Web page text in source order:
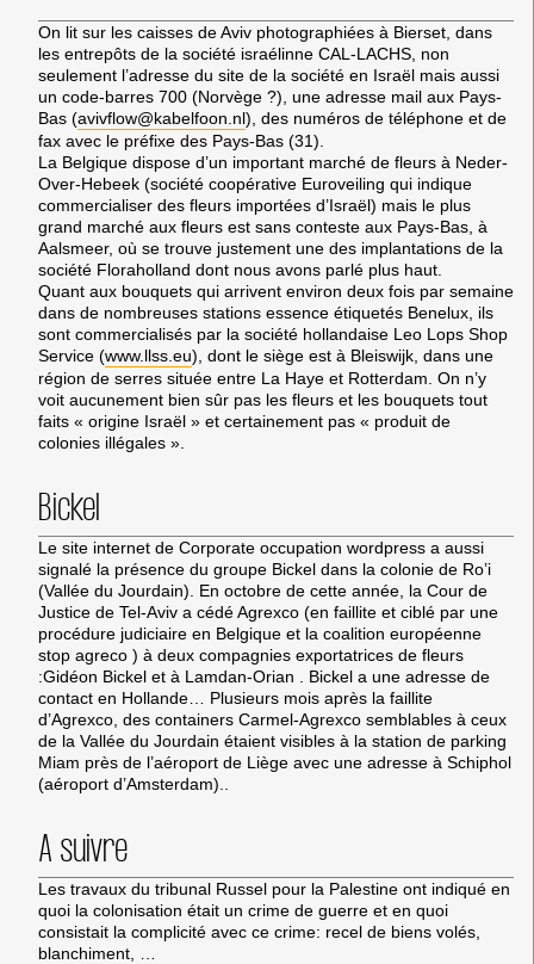
On lit sur les caisses de Aviv photographiées à Bierset, dans
les entrepôts de la société israélinne CAL-LACHS, non
seulement l’adresse du site de la société en Israël mais aussi
un code-barres 700 (Norvège ?), une adresse mail aux Pays-
Bas (avivflow@kabelfoon.nl), des numéros de téléphone et de
fax avec le préfixe des Pays-Bas (31).
La Belgique dispose d’un important marché de fleurs à Neder-
Over-Hebeek (société coopérative Euroveiling qui indique
commercialiser des fleurs importées d’Israël) mais le plus
grand marché aux fleurs est sans conteste aux Pays-Bas, à
Aalsmeer, où se trouve justement une des implantations de la
société Floraholland dont nous avons parlé plus haut.
Quant aux bouquets qui arrivent environ deux fois par semaine
dans de nombreuses stations essence étiquetés Benelux, ils
sont commercialisés par la société hollandaise Leo Lops Shop
Service (www.llss.eu), dont le siège est à Bleiswijk, dans une
région de serres située entre La Haye et Rotterdam. On n’y
voit aucunement bien sûr pas les fleurs et les bouquets tout
faits « origine Israël » et certainement pas « produit de
colonies illégales ».
Bickel
Le site internet de Corporate occupation wordpress a aussi
signalé la présence du groupe Bickel dans la colonie de Ro’i
(Vallée du Jourdain). En octobre de cette année, la Cour de
Justice de Tel-Aviv a cédé Agrexco (en faillite et ciblé par une
procédure judiciaire en Belgique et la coalition européenne
stop agreco ) à deux compagnies exportatrices de fleurs
:Gidéon Bickel et à Lamdan-Orian . Bickel a une adresse de
contact en Hollande… Plusieurs mois après la faillite
d’Agrexco, des containers Carmel-Agrexco semblables à ceux
de la Vallée du Jourdain étaient visibles à la station de parking
Miam près de l’aéroport de Liège avec une adresse à Schiphol
(aéroport d’Amsterdam)..
A suivre
Les travaux du tribunal Russel pour la Palestine ont indiqué en
quoi la colonisation était un crime de guerre et en quoi
consistait la complicité avec ce crime: recel de biens volés,
blanchiment, …